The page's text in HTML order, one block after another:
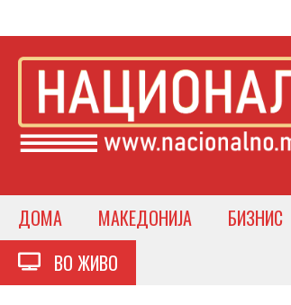
ДОМА МАКЕДОНИЈА БИЗНИС
ВО ЖИВО